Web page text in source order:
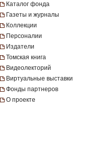
Каталог фонда
Газеты и журналы
Коллекции
Персоналии
Издатели
Томская книга
Видеолекторий
Виртуальные выставки
Фонды партнеров
О проекте